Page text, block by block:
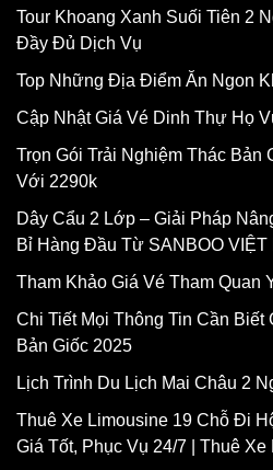
Tour Khoang Xanh Suối Tiên 2
Đầy Đủ Dịch Vụ
Top Những Địa Điểm Ăn Ngon
Cập Nhật Giá Vé Dinh Thự Họ
Trọn Gói Trải Nghiệm Thác Bản
Với 2290k
Dây Cẩu 2 Lớp – Giải Pháp
Bỉ Hàng Đầu Từ SANBOO VIỆT
Tham Khảo Giá Vé Tham Quan
Chi Tiết Mọi Thông Tin Cần Biết
Bản Giốc 2025
Lịch Trình Du Lịch Mai Châu 2
Thuê Xe Limousine 19 Chỗ Đi
Giá Tốt, Phục Vụ 24/7 | Thuê